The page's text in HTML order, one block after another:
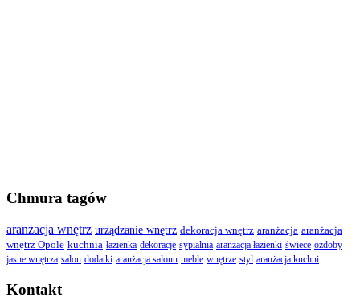
Chmura tagów
aranżacja wnętrz urządzanie wnętrz dekoracja wnętrz aranżacja aranżacja
wnętrz Opole kuchnia łazienka dekoracje sypialnia aranżacja łazienki świece ozdoby
jasne wnętrza salon dodatki aranżacja salonu meble wnętrze styl aranżacja kuchni
Kontakt